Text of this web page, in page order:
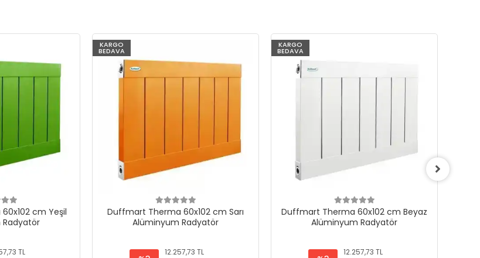
cm Yeşil
TL
KARGO
BEDAVA
Duffmart Therma 60x102 cm Sarı
Alüminyum Radyatör
12.257,73 TL
KARGO
BEDAVA
Duffmart Therma 60x102 cm Beyaz
Alüminyum Radyatör
12.257,73 TL